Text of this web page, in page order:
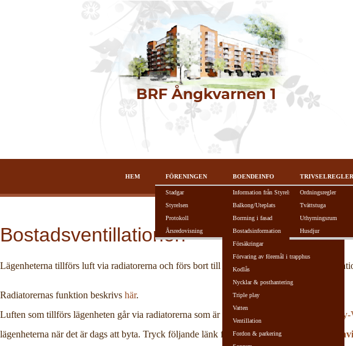
HEM FÖRENINGEN
Stadgar
Styrelsen
Protokoll
Årsredovisning
BOENDEINFO
Information från Styrelsen
Balkong/Uteplats
Borrning i fasad
Bostadsinformation
Försäkringar
Förvaring av föremål i trapphus
Kodlås
Nycklar & posthantering
Triple play
Vatten
Ventillation
Fordon & parkering
TRIVSELREGLER
Ordningsregler
Tvättstuga
Uthyrningsrum
Husdjur
Bostadsventillationen
Lägenheterna tillförs luft via radiatorerna och förs bort till en central återvinning av
Radiatorernas funktion beskrivs här.
Luften som tillförs lägenheten går via radiatorerna som är försedda med filtersystem -
lägenheterna när det är dags att byta. Tryck följande länk för anvisningar för filterbyte: